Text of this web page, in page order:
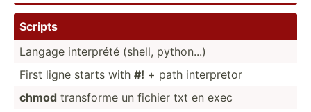
Scripts
Langage interprété (shell, python...)
First ligne starts with #! + path interp­retor
chmod transforme un fichier txt en exec